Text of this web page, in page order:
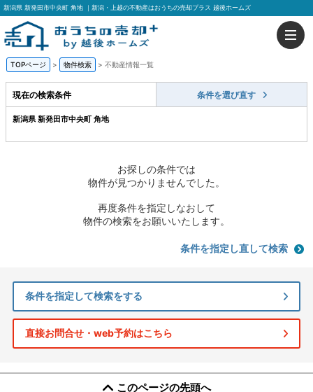
新潟県 新発田市中央町 角地 ｜新潟・上越の不動産はおうちの売却プラス 越後ホームズ
TOPページ > 物件検索 > 不動産情報一覧
現在の検索条件 条件を選び直す
新潟県 新発田市中央町 角地
お探しの条件では
物件が見つかりませんでした。
再度条件を指定しなおして
物件の検索をお願いいたします。
条件を指定し直して検索
条件を指定して検索をする
直接お問合せ・web予約はこちら
このページの先頭へ